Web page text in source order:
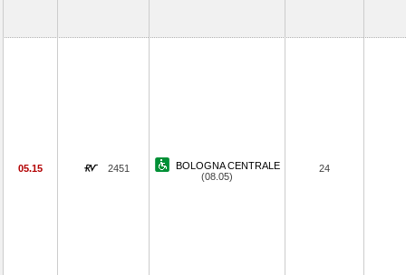
05.15 2451
BOLOGNA CENTRALE
(08.05)
24